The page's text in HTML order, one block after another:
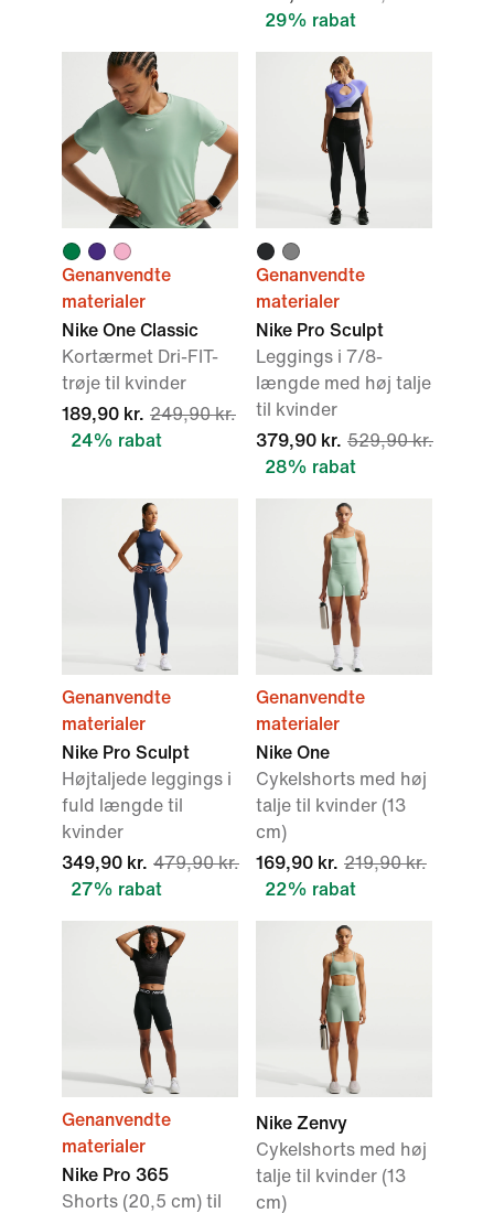
29% rabat
Genanvendte
materialer
Nike One Classic
Kortærmet Dri-FIT-
trøje til kvinder
189,90 kr. 249,90 kr.
24% rabat
Genanvendte
materialer
Nike Pro Sculpt
Leggings i 7/8-
længde med høj talje
til kvinder
379,90 kr. 529,90 kr.
28% rabat
Genanvendte
materialer
Nike Pro Sculpt
Højtaljede leggings i
fuld længde til
kvinder
349,90 kr. 479,90 kr.
27% rabat
Genanvendte
materialer
Nike One
Cykelshorts med høj
talje til kvinder (13
cm)
169,90 kr. 219,90 kr.
22% rabat
Genanvendte
materialer
Nike Pro 365
Shorts (20,5 cm) til
Nike Zenvy
Cykelshorts med høj
talje til kvinder (13
cm)